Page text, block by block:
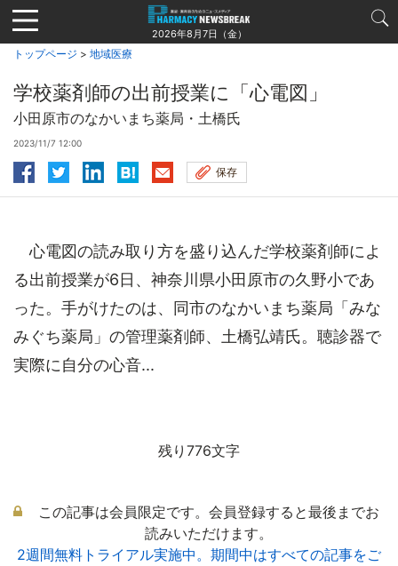
Jump
to
navigation
2026年8月7日（金）
トップページ > 地域医療
学校薬剤師の出前授業に「心電図」
小田原市のなかいまち薬局・土橋氏
2023/11/7 12:00
保存
心電図の読み取り方を盛り込んだ学校薬剤師によ
る出前授業が6日、神奈川県小田原市の久野小であ
った。手がけたのは、同市のなかいまち薬局「みな
みぐち薬局」の管理薬剤師、土橋弘靖氏。聴診器で
実際に自分の心音...
残り776文字
この記事は会員限定です。会員登録すると最後までお
読みいただけます。
2週間無料トライアル実施中。期間中はすべての記事をご